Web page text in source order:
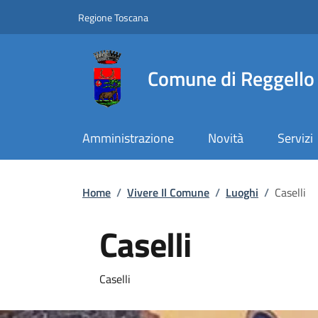
Regione ToscanaSlim top
Comune di Reggello
Amministrazione Novità Servizi
Briciole di pane
Home / Vivere Il Comune / Luoghi / Caselli
Caselli
Dettagli
Caselli